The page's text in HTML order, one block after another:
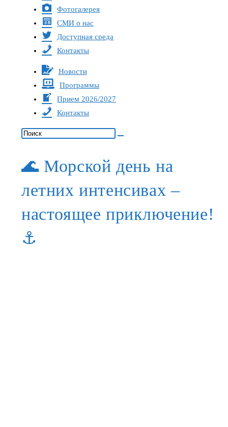
Фотогалерея
СМИ о нас
Доступная среда
Контакты
Новости
Программы
Прием 2026/2027
Контакты
🌊 Морской день на
летних интенсивах –
настоящее приключение!
⚓